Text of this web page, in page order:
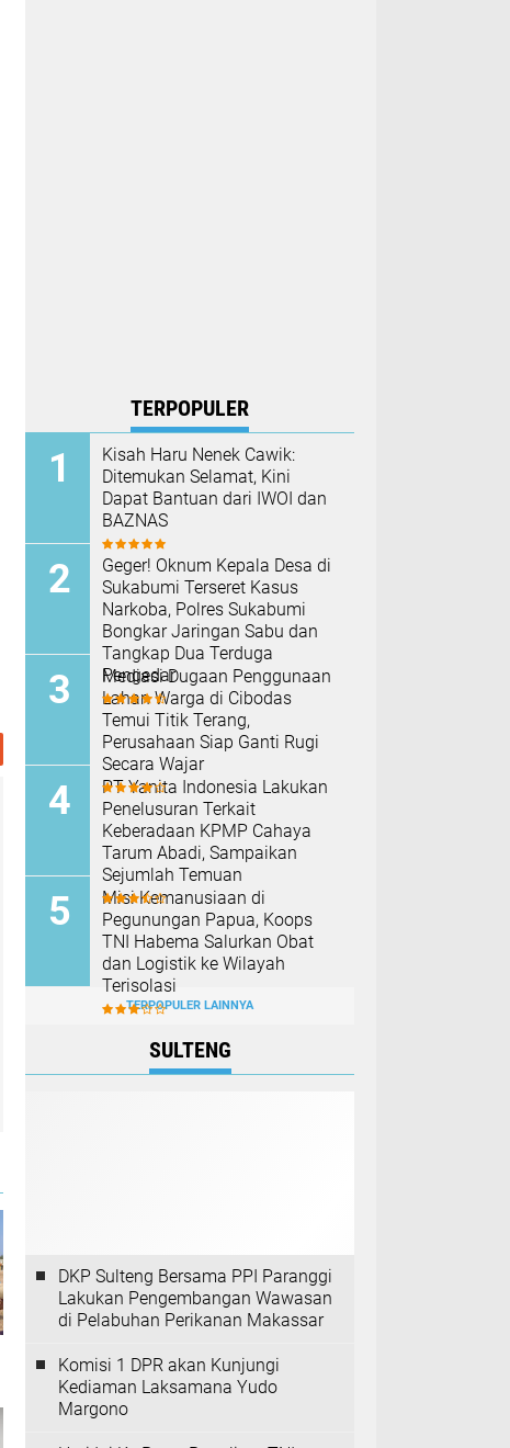
TERPOPULER
Kisah Haru Nenek Cawik:
Ditemukan Selamat, Kini
Dapat Bantuan dari IWOI dan
BAZNAS
Geger! Oknum Kepala Desa di
Sukabumi Terseret Kasus
Narkoba, Polres Sukabumi
Bongkar Jaringan Sabu dan
Tangkap Dua Terduga
Pengedar
Mediasi Dugaan Penggunaan
Lahan Warga di Cibodas
Temui Titik Terang,
Perusahaan Siap Ganti Rugi
Secara Wajar
PT Yanita Indonesia Lakukan
Penelusuran Terkait
Keberadaan KPMP Cahaya
Tarum Abadi, Sampaikan
Sejumlah Temuan
Misi Kemanusiaan di
Pegunungan Papua, Koops
TNI Habema Salurkan Obat
dan Logistik ke Wilayah
Terisolasi
TERPOPULER LAINNYA
SULTENG
DKP Sulteng Bersama PPI Paranggi
Lakukan Pengembangan Wawasan
di Pelabuhan Perikanan Makassar
Komisi 1 DPR akan Kunjungi
Kediaman Laksamana Yudo
Margono